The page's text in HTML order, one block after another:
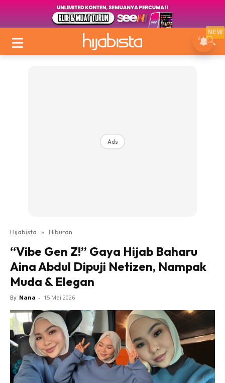
Ads
Hijabista » Hiburan
“Vibe Gen Z!” Gaya Hijab Baharu
Aina Abdul Dipuji Netizen, Nampak
Muda & Elegan
By Nana - 15 Mei 2026
NEW